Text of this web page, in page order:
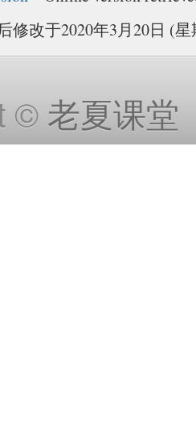
修改于2020年3月20日 (
©老夏课堂